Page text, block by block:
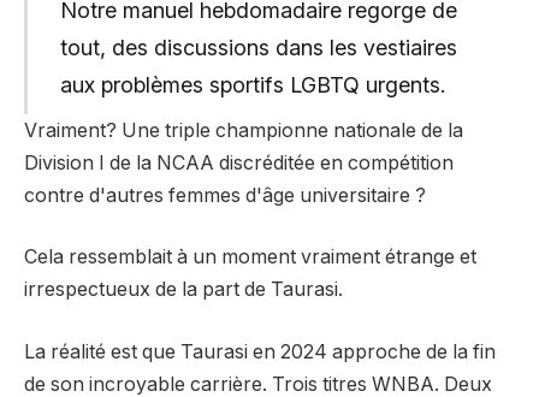
Notre manuel hebdomadaire regorge de
tout, des discussions dans les vestiaires
aux problèmes sportifs LGBTQ urgents.
Vraiment? Une triple championne nationale de la
Division I de la NCAA discréditée en compétition
contre d'autres femmes d'âge universitaire ?
Cela ressemblait à un moment vraiment étrange et
irrespectueux de la part de Taurasi.
La réalité est que Taurasi en 2024 approche de la fin
de son incroyable carrière. Trois titres WNBA. Deux